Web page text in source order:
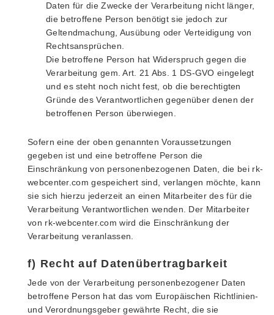
Daten für die Zwecke der Verarbeitung nicht länger,
die betroffene Person benötigt sie jedoch zur
Geltendmachung, Ausübung oder Verteidigung von
Rechtsansprüchen.
Die betroffene Person hat Widerspruch gegen die
Verarbeitung gem. Art. 21 Abs. 1 DS-GVO eingelegt
und es steht noch nicht fest, ob die berechtigten
Gründe des Verantwortlichen gegenüber denen der
betroffenen Person überwiegen.
Sofern eine der oben genannten Voraussetzungen
gegeben ist und eine betroffene Person die
Einschränkung von personenbezogenen Daten, die bei rk-
webcenter.com gespeichert sind, verlangen möchte, kann
sie sich hierzu jederzeit an einen Mitarbeiter des für die
Verarbeitung Verantwortlichen wenden. Der Mitarbeiter
von rk-webcenter.com wird die Einschränkung der
Verarbeitung veranlassen.
f) Recht auf Datenübertragbarkeit
Jede von der Verarbeitung personenbezogener Daten
betroffene Person hat das vom Europäischen Richtlinien-
und Verordnungsgeber gewährte Recht, die sie